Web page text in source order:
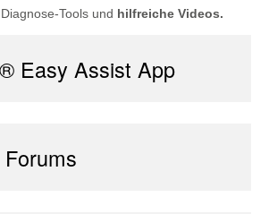
, Diagnose-Tools und hilfreiche Videos.